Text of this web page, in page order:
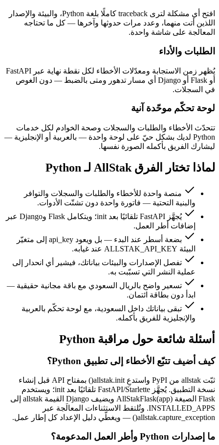
افتح أي مشكلة لترى traceback كاملًا بلغة Python، والبيئة والإصدار
اللذين أتت منهما، وعدد مرات حدوثها وآخرها — كل ما تحتاجه
المعالجة على شاشة واحدة.
الطلبات والأداء
يُظهر زمن الاستجابة ومعدّلات الأخطاء لكل نقطة نهاية عبر FastAPI
أو Flask أو Django أي مسار تدهور ومتى بالضبط — دون الغوص
في السجلات.
لوحة تحكّم موحّدة آنية
تتحدّث الأخطاء والطلبات والسجلات وصحة الخوادم لكل خدمات
Python لديك بشكل حيّ على لوحة واحدة — بالعربية أو الإنجليزية —
ليشارك الفريق بأكمله الصورة نفسها.
لماذا تختار الفرق AllStak لـ Python
منصة واحدة للأخطاء والطلبات والسجلات والتوافر
والبنية التحتية — فاتورة واحدة دون تشتّت الأدوات.
يُجهَّز FastAPI تلقائيًا بعد init؛ ويتكامل Flask وDjango عبر
إضافات أطر العمل.
بضعة أسطر عند البدء — بل ويعود api_key إلى متغيّر
البيئة ALLSTAK_API_KEY عند غيابه.
تفصل الإصدارات والبيئات بياناتك، فيشير أي انحدار إلى
عملية النشر التي تسبّبت به.
تسعير واضح بالريال السعودي مع باقة مجانية حقيقية —
ابدأ دون بطاقة ائتمان.
تبقى بياناتك داخل السعودية، مع لوحة تحكّم بالعربية
والإنجليزية للفريق بأكمله.
أسئلة شائعة حول مراقبة Python
كيف أضيف تتبّع الأخطاء إلى تطبيق Python؟
ثبّت allstak من PyPI واستدعِ allstak.init() بمفتاح API قبل إنشاء
نسخة التطبيق. يُجهَّز FastAPI/Starlette تلقائيًا بعد init؛ ويستخدم
Flask الصيغة AllStakFlask(app) ويضيف Django القيمة allstak إلى
INSTALLED_APPS. وتُلتقط الاستثناءات المعالَجة عبر
allstak.capture_exception() — ويغطّي دليل الإعداد كل إطار عمل.
ما إصدارات Python وأطر العمل المدعومة؟